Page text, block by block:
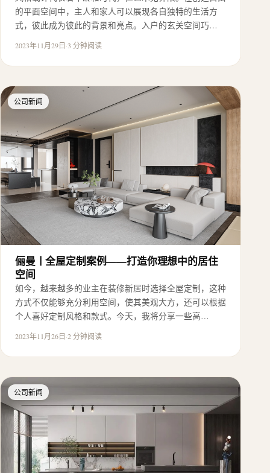
的平面空间中，主人和家人可以展现各自独特的生活方
式，彼此成为彼此的背景和亮点。入户的玄关空间巧…
2023年11月29日·3 分钟阅读
公司新闻
俪曼丨全屋定制案例——打造你理想中的居住
空间
如今，越来越多的业主在装修新居时选择全屋定制，这种
方式不仅能够充分利用空间，使其美观大方，还可以根据
个人喜好定制风格和款式。今天，我将分享一些高…
2023年11月26日·2 分钟阅读
公司新闻